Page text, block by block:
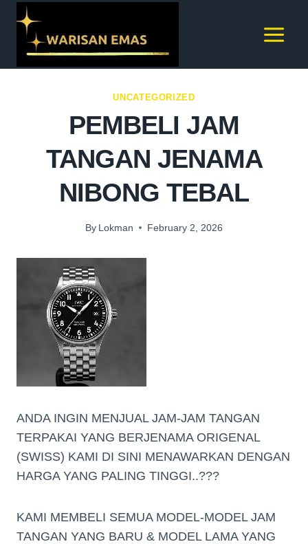
UNCATEGORIZED
PEMBELI JAM
TANGAN JENAMA
NIBONG TEBAL
By Lokman February 2, 2026
ANDA INGIN MENJUAL JAM-JAM TANGAN
TERPAKAI YANG BERJENAMA ORIGENAL
(SWISS) KAMI DI SINI MENAWARKAN DENGAN
HARGA YANG PALING TINGGI..???
KAMI MEMBELI SEMUA MODEL-MODEL JAM
TANGAN YANG BARU & MODEL LAMA YANG